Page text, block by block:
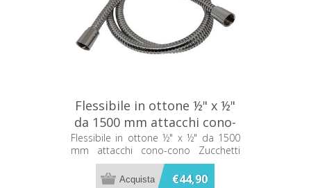
Flessibile in ottone ½" x ½"
da 1500 mm attacchi cono-
cono Zucchetti Z93867
Flessibile in ottone ½" x ½" da 1500
mm attacchi cono-cono Zucchetti
Z93867
€44,90